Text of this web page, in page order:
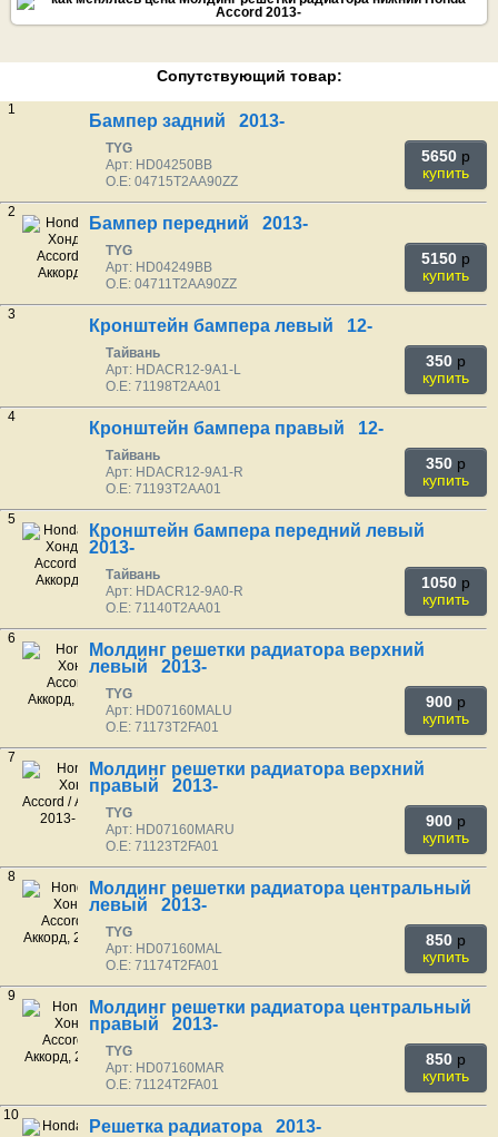
Сопутствующий товар:
1
Бампер задний 2013-
TYG
Арт: HD04250BB
O.E: 04715T2AA90ZZ
5650 p
купить
2
Бампер передний 2013-
TYG
Арт: HD04249BB
O.E: 04711T2AA90ZZ
5150 p
купить
3
Кронштейн бампера левый 12-
Тайвань
Арт: HDACR12-9A1-L
O.E: 71198T2AA01
350 p
купить
4
Кронштейн бампера правый 12-
Тайвань
Арт: HDACR12-9A1-R
O.E: 71193T2AA01
350 p
купить
5
Кронштейн бампера передний левый
2013-
Тайвань
Арт: HDACR12-9A0-R
O.E: 71140T2AA01
1050 p
купить
6
Молдинг решетки радиатора верхний
левый 2013-
TYG
Арт: HD07160MALU
O.E: 71173T2FA01
900 p
купить
7
Молдинг решетки радиатора верхний
правый 2013-
TYG
Арт: HD07160MARU
O.E: 71123T2FA01
900 p
купить
8
Молдинг решетки радиатора центральный
левый 2013-
TYG
Арт: HD07160MAL
O.E: 71174T2FA01
850 p
купить
9
Молдинг решетки радиатора центральный
правый 2013-
TYG
Арт: HD07160MAR
O.E: 71124T2FA01
850 p
купить
10
Решетка радиатора 2013-